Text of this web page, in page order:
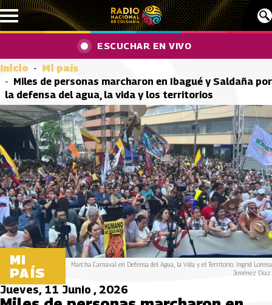
Pasar al contenido principal
ESCUCHAR EN VIVO
Inicio
Mi país
Miles de personas marcharon en Ibagué y Saldaña por
la defensa del agua, la vida y los territorios
MI
PAÍS
Marcha Carnaval en Defensa del Agua, la Vida y el Territorio. Ingrid Lorena
Jiménez Diaz.
Jueves, 11 Junio , 2026